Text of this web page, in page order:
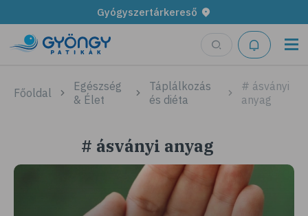
Gyógyszertárkereső
Főoldal
Egészség
& Élet
Táplálkozás
és diéta
# ásványi
anyag
# ásványi anyag